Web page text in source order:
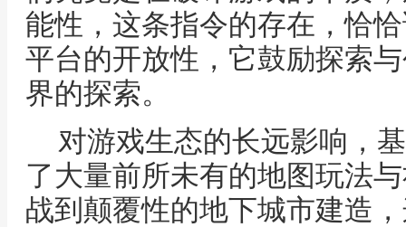
能性，这条指令的存在，恰
平台的开放性，它鼓励探索
界的探索。
对游戏生态的长远影响，
了大量前所未有的地图玩法
战到颠覆性的地下城市建造